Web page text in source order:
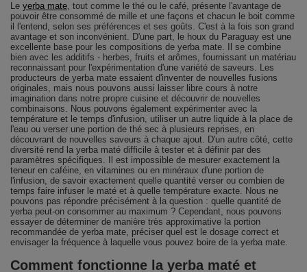
Le yerba mate, tout comme le thé ou le café, présente l'avantage de
pouvoir être consommé de mille et une façons et chacun le boit comme
il l'entend, selon ses préférences et ses goûts. C'est à la fois son grand
avantage et son inconvénient. D'une part, le houx du Paraguay est une
excellente base pour les compositions de yerba mate. Il se combine
bien avec les additifs - herbes, fruits et arômes, fournissant un matériau
reconnaissant pour l'expérimentation d'une variété de saveurs. Les
producteurs de yerba mate essaient d'inventer de nouvelles fusions
originales, mais nous pouvons aussi laisser libre cours à notre
imagination dans notre propre cuisine et découvrir de nouvelles
combinaisons. Nous pouvons également expérimenter avec la
température et le temps d'infusion, utiliser un autre liquide à la place de
l'eau ou verser une portion de thé sec à plusieurs reprises, en
découvrant de nouvelles saveurs à chaque ajout. D'un autre côté, cette
diversité rend la yerba maté difficile à tester et à définir par des
paramètres spécifiques. Il est impossible de mesurer exactement la
teneur en caféine, en vitamines ou en minéraux d'une portion de
l'infusion, de savoir exactement quelle quantité verser ou combien de
temps faire infuser le maté et à quelle température exacte. Nous ne
pouvons pas répondre précisément à la question : quelle quantité de
yerba peut-on consommer au maximum ? Cependant, nous pouvons
essayer de déterminer de manière très approximative la portion
recommandée de yerba mate, préciser quel est le dosage correct et
envisager la fréquence à laquelle vous pouvez boire de la yerba mate.
Comment fonctionne la yerba maté et